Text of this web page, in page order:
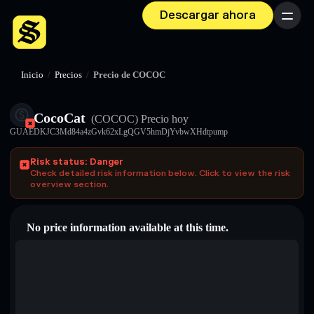
Descargar ahora Menú
Inicio / Precios / Precio de COCOC
CocoCat (COCOC) Precio hoy
GUAEDKJC3Md84a4zGvk62xLgQGV5hmDjYvbwXHdtpump
Risk status: Danger
Check detailed risk information below. Click to view the risk
overview section.
No price information available at this time.